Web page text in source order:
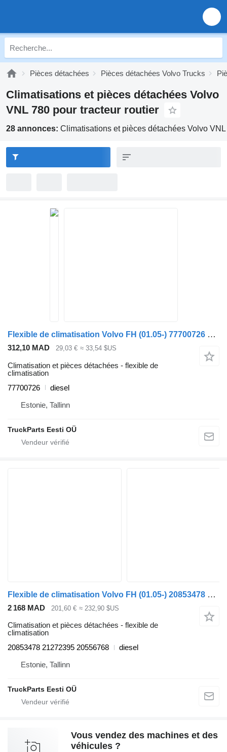
Pièces détachées Pièces détachées Volvo Trucks
Climatisations et pièces détachées Volvo
VNL 780 pour tracteur routier
28 annonces: Climatisations et pièces détachées Volvo
Flexible de climatisation Volvo FH (01.05-) 77700726 pour tracteur routier Volvo FH12, FH16, NH12, FH, VNL780 (1993-2014)
312,10 MAD 29,03 € ≈ 33,54 $US
Climatisation et pièces détachées - flexible de
climatisation
77700726
diesel
Estonie, Tallinn
TruckParts Eesti OÜ
Flexible de climatisation Volvo FH (01.05-) 20853478 pour tracteur routier Volvo FH12, FH16, NH12, FH, VNL780 (1993-2014)
2 168 MAD 201,60 € ≈ 232,90 $US
Climatisation et pièces détachées - flexible de
climatisation
20853478 21272395 20556768
diesel
Estonie, Tallinn
TruckParts Eesti OÜ
Vous vendez des machines et des
véhicules ?